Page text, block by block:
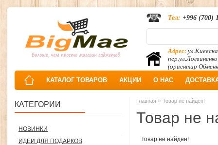
Адрес:
пер.ул.Логвиненко
(ориентир
Тел: +996 (700)
КАТАЛОГ ТОВАРОВ АКЦИИ О НАС
КАТЕГОРИИ
НОВИНКИ
ИДЕИ ДЛЯ ПОДАРКОВ
Главная » Товар не найден!
Товар не
Товар не найден!